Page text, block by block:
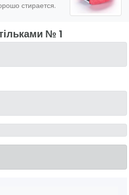
№ 1
стирается.